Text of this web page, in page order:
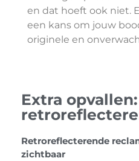
en dat hoeft ook niet.
een kans om jouw
originele en
Extra opvallen:
Retroreflecterende
zichtbaar